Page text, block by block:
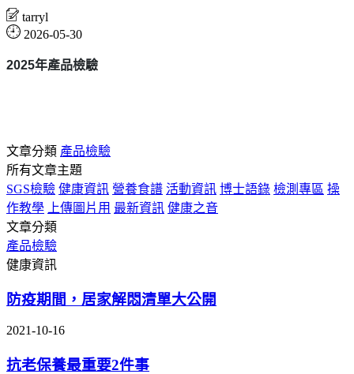
tarryl
2026-05-30
2025年產品檢驗
文章分類 產品檢驗
所有文章主題
SGS檢驗 健康資訊 營養食譜 活動資訊 博士語錄 檢測專區 操
作教學
上傳圖片用 最新資訊 健康之音
文章分類
產品檢驗
健康資訊
防疫期間，居家解悶清單大公開
2021-10-16
抗老保養最重要2件事